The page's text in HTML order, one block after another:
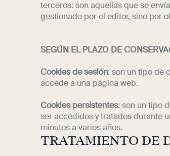
terceros: son aquellas que se
gestionado por el editor, sino por
SEGÚN EL PLAZO DE
Cookies de sesión: son un tipo de
accede a una página web.
Cookies persistentes: son un tipo
ser accedidos y tratados durante
minutos a varios años.
TRATAMIENTO DE